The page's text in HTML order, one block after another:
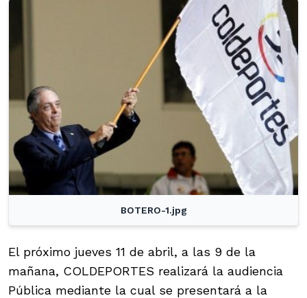
BOTERO-1.jpg
El próximo jueves 11 de abril, a las 9 de la
mañana, COLDEPORTES realizará la audiencia
Pública mediante la cual se presentará a la